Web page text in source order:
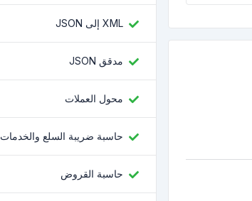
XML إلى JSON
مدقق JSON
محول العملات
حاسبة ضريبة السلع والخدمات
حاسبة القروض